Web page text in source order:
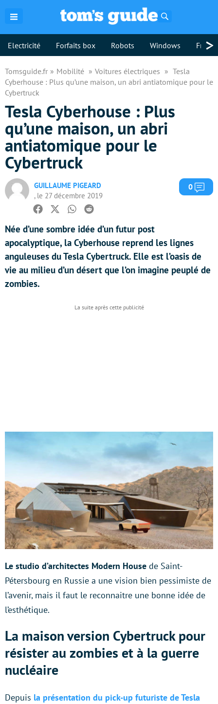
Electricité Forfaits box Robots Windows >
Tomsguide.fr Mobilité Voitures électriques
Tesla
Cyberhouse : Plus qu’une maison, un abri antiatomique pour le
Cybertruck
Tesla Cyberhouse : Plus
qu’une maison, un abri
antiatomique pour le
Cybertruck
GUILLAUME PIGEARD
, le 27 décembre 2019
0
Facebook
TwitterWhatsapp
Reddit
Née d’une sombre idée d’un futur post
apocalyptique, la Cyberhouse reprend les lignes
anguleuses du Tesla Cybertruck. Elle est l’oasis de
vie au milieu d’un désert que l’on imagine peuplé de
zombies.
Le studio d’architectes Modern House de Saint-
Pétersbourg en Russie a une vision bien pessimiste de
l’avenir, mais il faut le reconnaitre une bonne idée de
l’esthétique.
La maison version Cybertruck pour
résister au zombies et à la guerre
nucléaire
Depuis la présentation du pick-up futuriste de Tesla